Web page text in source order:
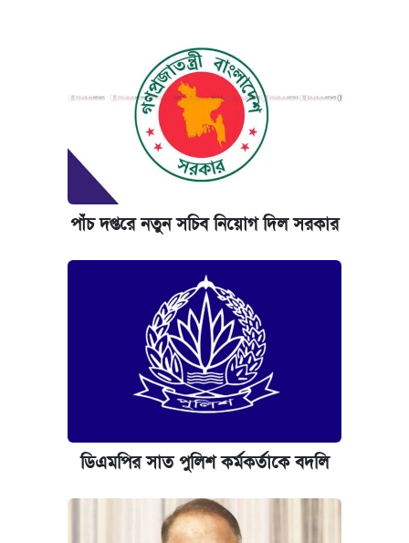
পাঁচ দপ্তরে নতুন সচিব নিয়োগ দিল সরকার
ডিএমপির সাত পুলিশ কর্মকর্তাকে বদলি